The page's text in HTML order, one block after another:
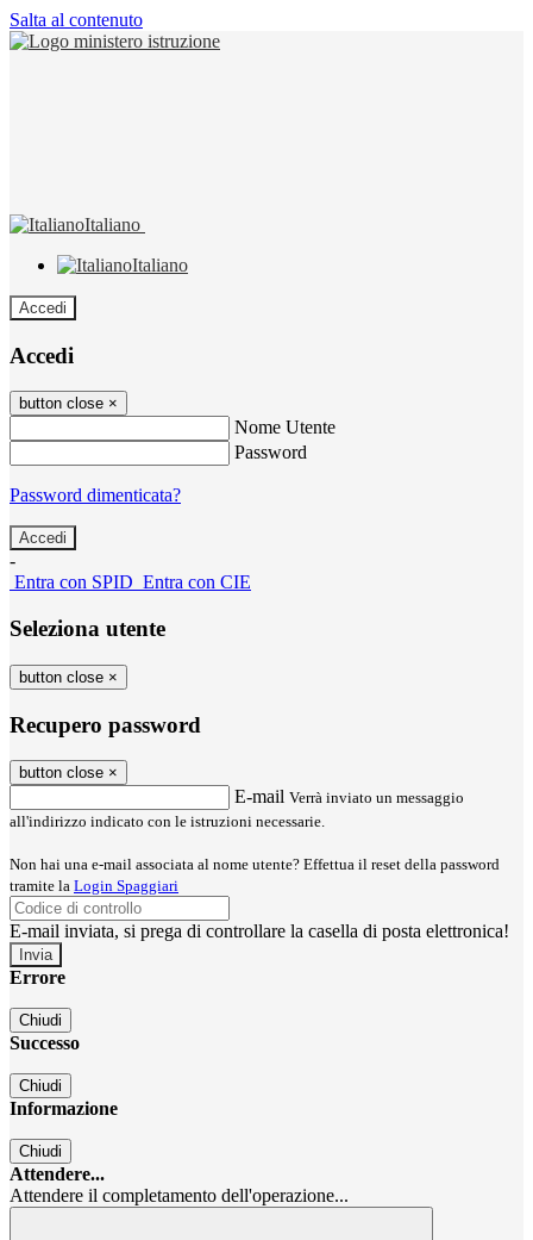
Salta al contenuto
Italiano
Italiano
Accedi
Accedi
button close ×
Nome Utente
Password
Password dimenticata?
-
Entra con SPID Entra con CIE
Seleziona utente
button close ×
Recupero password
button close ×
E-mail Verrà inviato un messaggio
all'indirizzo indicato con le istruzioni necessarie.
Non hai una e-mail associata al nome utente? Effettua il reset della password
tramite la Login Spaggiari
E-mail inviata, si prega di controllare la casella di posta elettronica!
Errore
Chiudi
Successo
Chiudi
Informazione
Chiudi
Attendere...
Attendere il completamento dell'operazione...